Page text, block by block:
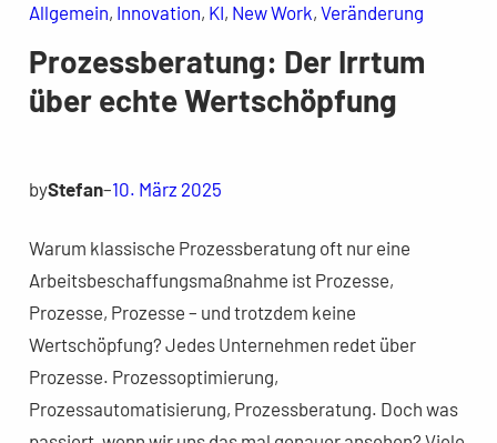
Allgemein, Innovation, KI, New Work, Veränderung
Prozessberatung: Der Irrtum
über echte Wertschöpfung
byStefan–10. März 2025
Warum klassische Prozessberatung oft nur eine
Arbeitsbeschaffungsmaßnahme ist Prozesse,
Prozesse, Prozesse – und trotzdem keine
Wertschöpfung? Jedes Unternehmen redet über
Prozesse. Prozessoptimierung,
Prozessautomatisierung, Prozessberatung. Doch was